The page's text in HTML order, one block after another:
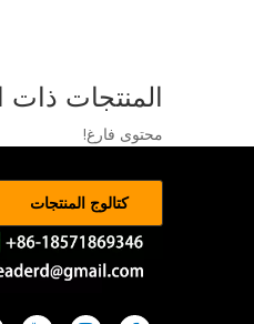
المنتجات ذات
محتوى فارغ!
كتالوج المنتجات